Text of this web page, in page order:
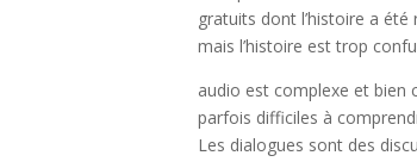
gratuits dont l’histoire a
mais l’histoire est trop
audio est complexe et bien
parfois difficiles à
Les dialogues sont des